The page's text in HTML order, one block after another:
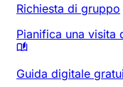
Richiesta di gruppo
Pianifica una visita
Guida digitale